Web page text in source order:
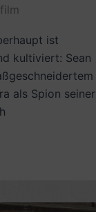
ist
kultiviert: Sean
als Spion seiner